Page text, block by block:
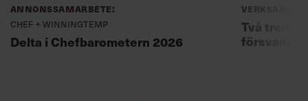
Annonssamarbete:
Chef + Winningtemp
Delta i Chefbarometern 2026
Två
försvann